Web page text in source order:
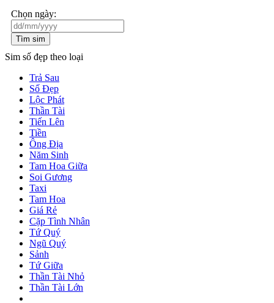
Chọn ngày:
Tìm sim
Sim số đẹp theo loại
Trả Sau
Số Đẹp
Lộc Phát
Thần Tài
Tiến Lên
Tiền
Ông Địa
Năm Sinh
Tam Hoa Giữa
Soi Gương
Taxi
Tam Hoa
Giá Rẻ
Cặp Tình Nhân
Tứ Quý
Ngũ Quý
Sảnh
Tứ Giữa
Thần Tài Nhỏ
Thần Tài Lớn